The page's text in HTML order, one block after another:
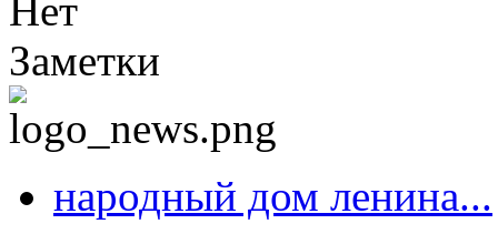
Нет
Заметки
народный дом ленина...